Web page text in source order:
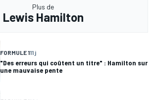
Plus de
Lewis Hamilton
FORMULE 111 j
"Des erreurs qui coûtent un titre" : Hamilton sur
une mauvaise pente